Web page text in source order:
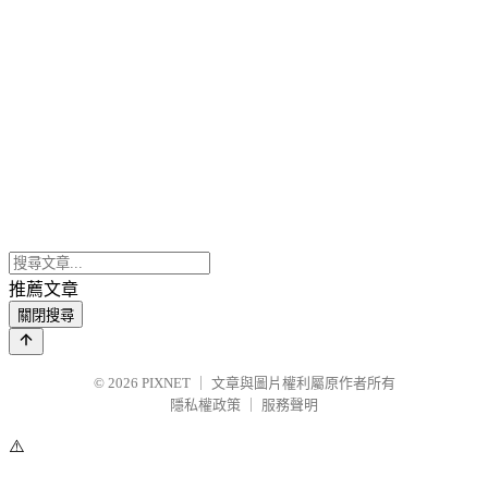
推薦文章
關閉搜尋
© 2026 PIXNET
文章與圖片權利屬原作者所有
隱私權政策
服務聲明
⚠️